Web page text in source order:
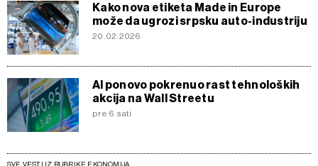
Kako nova etiketa Made in Europe
može da ugrozi srpsku auto-industriju
20.02.2026
AI ponovo pokrenuo rast tehnoloških
akcija na Wall Streetu
pre 6 sati
SVE VESTI IZ RUBRIKE EKONOMIJA